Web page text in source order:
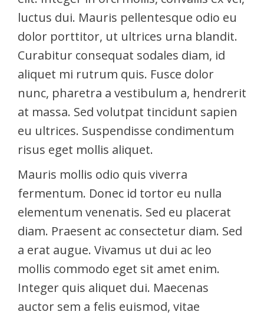
luctus dui. Mauris pellentesque odio eu
dolor porttitor, ut ultrices urna blandit.
Curabitur consequat sodales diam, id
aliquet mi rutrum quis. Fusce dolor
nunc, pharetra a vestibulum a, hendrerit
at massa. Sed volutpat tincidunt sapien
eu ultrices. Suspendisse condimentum
risus eget mollis aliquet.
Mauris mollis odio quis viverra
fermentum. Donec id tortor eu nulla
elementum venenatis. Sed eu placerat
diam. Praesent ac consectetur diam. Sed
a erat augue. Vivamus ut dui ac leo
mollis commodo eget sit amet enim.
Integer quis aliquet dui. Maecenas
auctor sem a felis euismod, vitae